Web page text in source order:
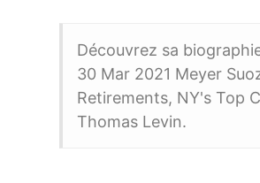
Découvrez sa
30 Mar 2021 Meyer
Retirements, NY's Top
Thomas Levin.